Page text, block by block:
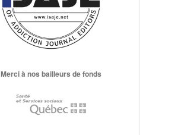
Merci à nos bailleurs de fonds